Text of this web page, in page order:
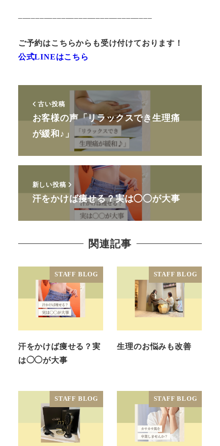
ご予約はこちらからも受け付けております！
公式LINEはこちら
古い投稿
お客様の声「リラックスでき生理痛
が緩和♪」
新しい投稿
汗をかけば痩せる？実は◯◯が大事
関連記事
STAFF BLOG
汗をかけば痩せる？実
は◯◯が大事
STAFF BLOG
生理のお悩みも改善
STAFF BLOG STAFF BLOG